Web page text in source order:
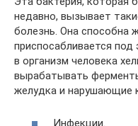
недавно, вызывает
болезнь. Она способна
приспосабливается под
в организм человека
вырабатывать
желудка и нарушающие
Инфекции.